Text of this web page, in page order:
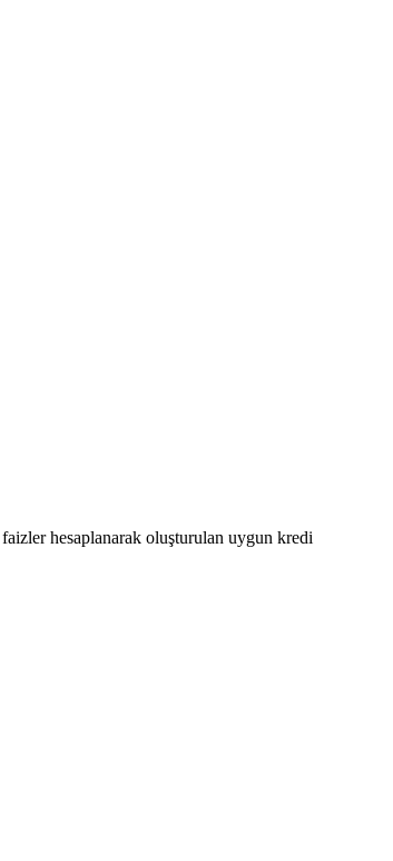
hesaplanarak oluşturulan uygun kredi